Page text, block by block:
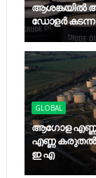
ആശങ്കയിൽ
ഡോളർ
GLOBAL
ആഗോള എണ്ണ
എണ്ണ കരുതൽ
ഇ എ